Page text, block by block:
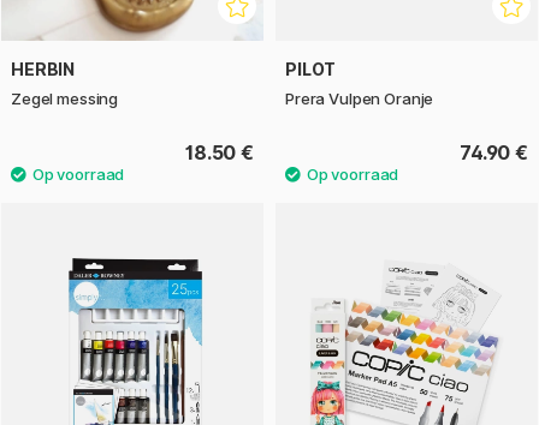
HERBIN
Zegel messing
18.50 €
PILOT
Prera Vulpen Oranje
74.90 €